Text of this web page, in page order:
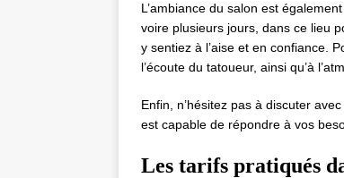
L’ambiance du salon est
voire plusieurs jours, dans ce lieu
y sentiez à l’aise et en confiance.
l’écoute du tatoueur, ainsi qu’à
Enfin, n’hésitez pas à discuter
est capable de répondre à vos
Les tarifs pratiqués